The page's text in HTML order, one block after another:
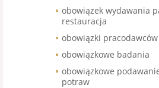
obowiązek wydawania
restauracja
obowiązki pracodawców
obowiązkowe badania
obowiązkowe
potraw